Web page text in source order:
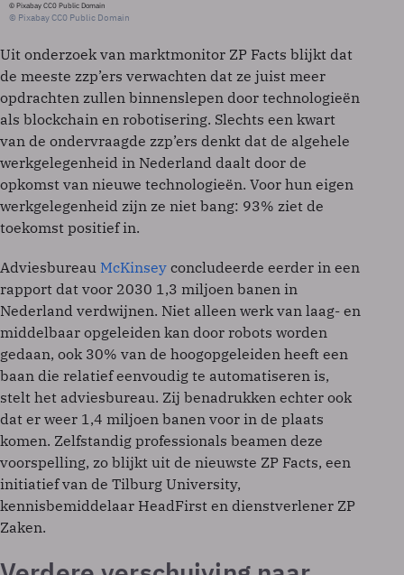
© Pixabay CC0 Public Domain
© Pixabay CC0 Public Domain
Uit onderzoek van marktmonitor ZP Facts blijkt dat
de meeste zzp’ers verwachten dat ze juist meer
opdrachten zullen binnenslepen door technologieën
als blockchain en robotisering. Slechts een kwart
van de ondervraagde zzp’ers denkt dat de algehele
werkgelegenheid in Nederland daalt door de
opkomst van nieuwe technologieën. Voor hun eigen
werkgelegenheid zijn ze niet bang: 93% ziet de
toekomst positief in.
Adviesbureau McKinsey concludeerde eerder in een
rapport dat voor 2030 1,3 miljoen banen in
Nederland verdwijnen. Niet alleen werk van laag- en
middelbaar opgeleiden kan door robots worden
gedaan, ook 30% van de hoogopgeleiden heeft een
baan die relatief eenvoudig te automatiseren is,
stelt het adviesbureau. Zij benadrukken echter ook
dat er weer 1,4 miljoen banen voor in de plaats
komen. Zelfstandig professionals beamen deze
voorspelling, zo blijkt uit de nieuwste ZP Facts, een
initiatief van de Tilburg University,
kennisbemiddelaar HeadFirst en dienstverlener ZP
Zaken.